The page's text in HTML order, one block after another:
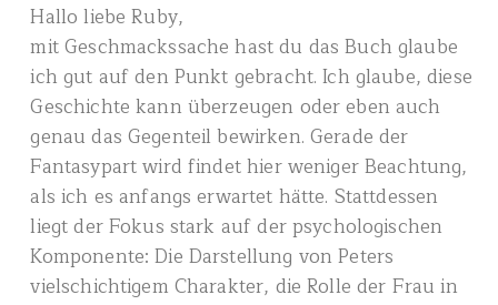
Hallo liebe Ruby,
mit Geschmackssache hast du das Buch glaube
ich gut auf den Punkt gebracht. Ich glaube, diese
Geschichte kann überzeugen oder eben auch
genau das Gegenteil bewirken. Gerade der
Fantasypart wird findet hier weniger Beachtung,
als ich es anfangs erwartet hätte. Stattdessen
liegt der Fokus stark auf der psychologischen
Komponente: Die Darstellung von Peters
vielschichtigem Charakter, die Rolle der Frau in